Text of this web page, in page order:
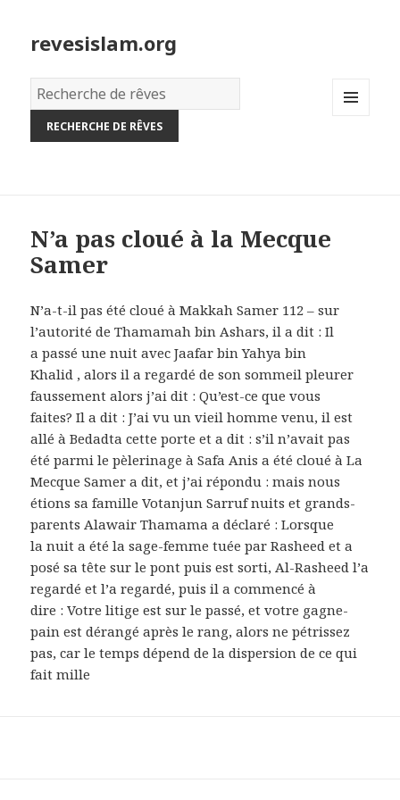
revesislam.org
Dictionnaire
des
rêves:
N’a pas cloué à la Mecque
Samer
N’a-t-il pas été cloué à Makkah Samer 112 – sur
l’autorité de Thamamah bin Ashars, il a dit : Il
a passé une nuit avec Jaafar bin Yahya bin
Khalid , alors il a regardé de son sommeil pleurer
faussement alors j’ai dit : Qu’est-ce que vous
faites? Il a dit : J’ai vu un vieil homme venu, il est
allé à Bedadta cette porte et a dit : s’il n’avait pas
été parmi le pèlerinage à Safa Anis a été cloué à La
Mecque Samer a dit, et j’ai répondu : mais nous
étions sa famille Votanjun Sarruf nuits et grands-
parents Alawair Thamama a déclaré : Lorsque
la nuit a été la sage-femme tuée par Rasheed et a
posé sa tête sur le pont puis est sorti, Al-Rasheed l’a
regardé et l’a regardé, puis il a commencé à
dire : Votre litige est sur le passé, et votre gagne-
pain est dérangé après le rang, alors ne pétrissez
pas, car le temps dépend de la dispersion de ce qui
fait mille